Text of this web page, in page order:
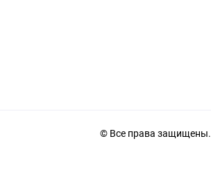
© Все права защищены.